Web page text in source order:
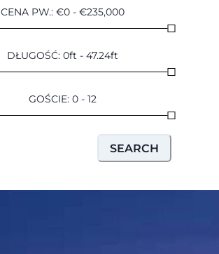
CENA PW.: €0- €235,000
DŁUGOŚĆ: 0ft - 47.24ft
GOŚCIE: 0- 12
SEARCH